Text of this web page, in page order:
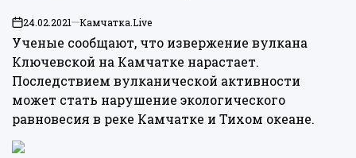
on24.02.2021 Камчатка.Live
Ученые сообщают, что извержение вулкана
Ключевской на Камчатке нарастает.
Последствием вулканической активности
может стать нарушение экологического
равновесия в реке Камчатке и Тихом океане.